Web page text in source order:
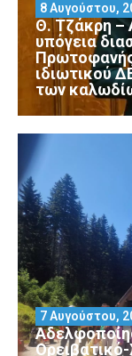
Θ. Τζάκρη –
υπόγεια
ιδιωτικού
των
8 Αυγούστου,
7 Αυγούστου,